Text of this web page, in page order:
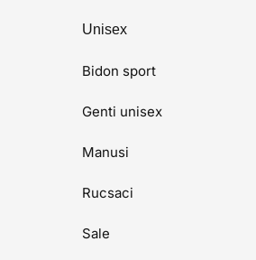
Unisex
Bidon sport
Genti unisex
Manusi
Rucsaci
Sale